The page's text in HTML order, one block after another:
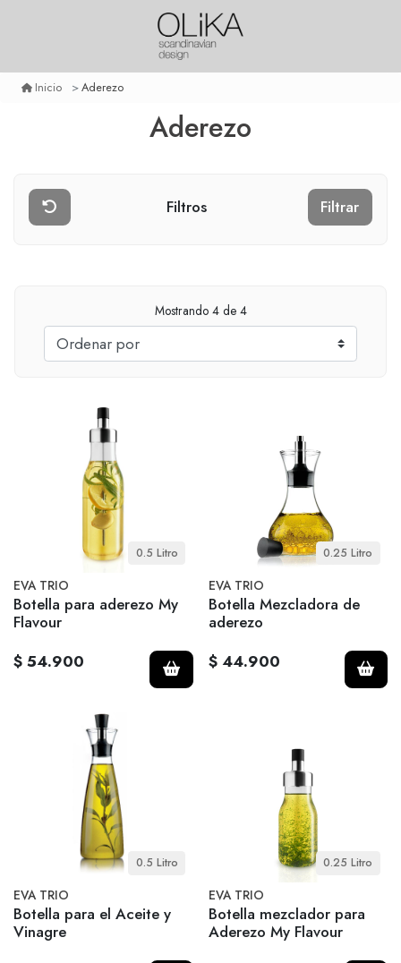
Inicio Aderezo
Aderezo
Filtros Filtrar
Mostrando 4de 4
0.5 Litro
EVA TRIO
Botella para aderezo My
Flavour
$ 54.900
0.25 Litro
EVA TRIO
Botella Mezcladora de
aderezo
$ 44.900
0.5 Litro
EVA TRIO
Botella para el Aceite y
Vinagre
0.25 Litro
EVA TRIO
Botella mezclador para
Aderezo My Flavour